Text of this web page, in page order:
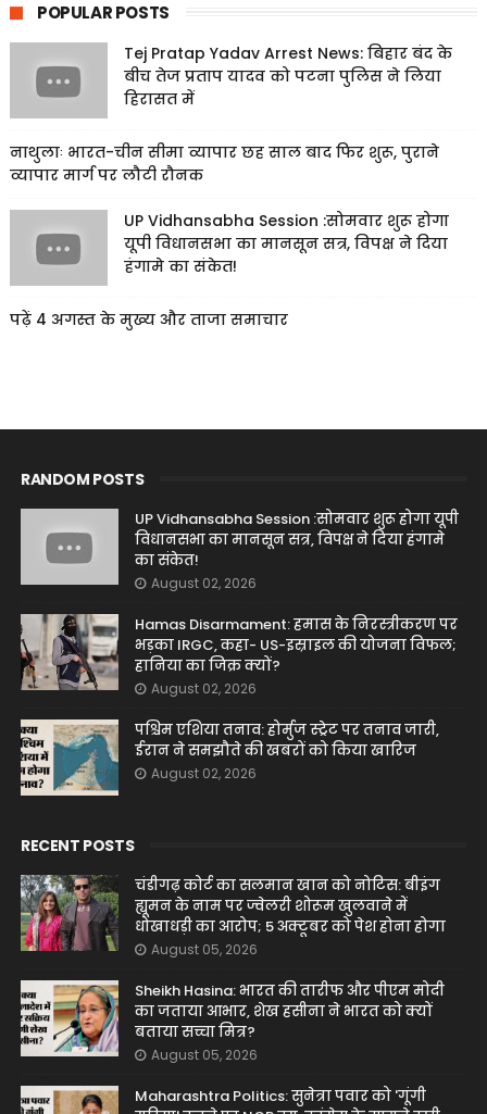
POPULAR POSTS
Tej Pratap Yadav Arrest News: बिहार बंद के
बीच तेज प्रताप यादव को पटना पुलिस ने लिया
हिरासत में
नाथुलाः भारत-चीन सीमा व्यापार छह साल बाद फिर शुरू, पुराने
व्यापार मार्ग पर लौटी रौनक
UP Vidhansabha Session :सोमवार शुरू होगा
यूपी विधानसभा का मानसून सत्र, विपक्ष ने दिया
हंगामे का संकेत!
पढ़ें 4 अगस्त के मुख्य और ताजा समाचार
RANDOM POSTS
UP Vidhansabha Session :सोमवार शुरू होगा यूपी
विधानसभा का मानसून सत्र, विपक्ष ने दिया हंगामे
का संकेत!
August 02, 2026
Hamas Disarmament: हमास के निरस्त्रीकरण पर
भड़का IRGC, कहा- US-इस्राइल की योजना विफल;
हानिया का जिक्र क्यों?
August 02, 2026
पश्चिम एशिया तनाव: होर्मुज स्ट्रेट पर तनाव जारी,
ईरान ने समझौते की खबरों को किया खारिज
August 02, 2026
RECENT POSTS
चंडीगढ़ कोर्ट का सलमान खान को नोटिस: बीइंग
ह्यूमन के नाम पर ज्वेलरी शोरूम खुलवाने में
धोखाधड़ी का आरोप; 5 अक्टूबर को पेश होना होगा
August 05, 2026
Sheikh Hasina: भारत की तारीफ और पीएम मोदी
का जताया आभार, शेख हसीना ने भारत को क्यों
बताया सच्चा मित्र?
August 05, 2026
Maharashtra Politics: सुनेत्रा पवार को 'गूंगी